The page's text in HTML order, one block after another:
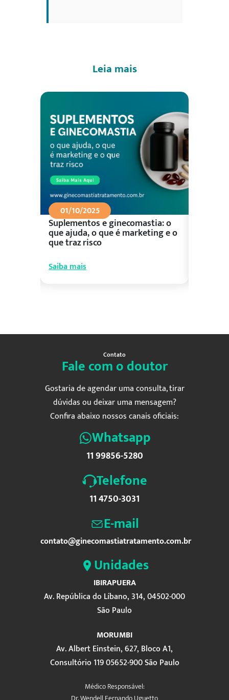
Leia mais
01/10/2025
Suplementos e ginecomastia: o
que ajuda, o que é marketing e o
que traz risco
Saiba mais
Contato
Fale com o doutor
Gostaria de agendar uma consulta, tirar
dúvidas ou deixar uma mensagem?
Confira abaixo nossos canais oficiais:
Whatsapp
11 99856-5280
Telefone
11 4750-3031
E-mail
contato@ginecomastiatratamento.com.br
Unidades
IBIRAPUERA
Av. República do Líbano, 314, 04502-000
São Paulo
MORUMBI
Av. Albert Einstein, 627, Bloco A1,
Consultório 119 05652-900 São Paulo
Médico Responsável: